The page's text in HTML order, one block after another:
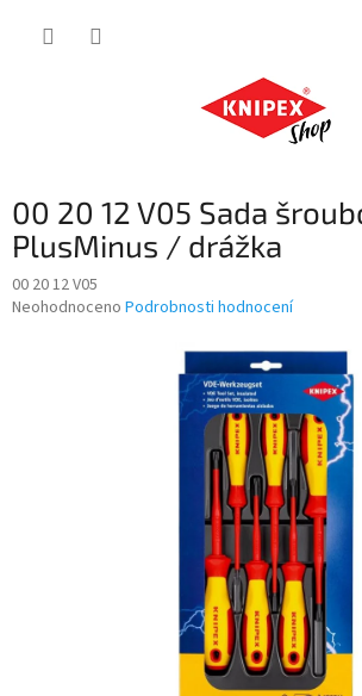
00 20 12 V05 Sada
PlusMinus / drážka
00 20 12 V05
Průměrné
Neohodnoceno Podrobnosti hodnocení